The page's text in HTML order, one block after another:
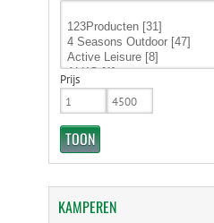
Prijs
KAMPEREN